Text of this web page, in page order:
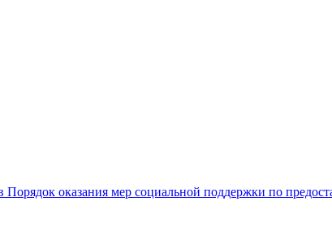
оказания мер социальной поддержки по